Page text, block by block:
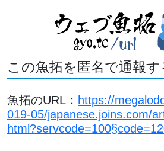
この魚拓を匿名で通報す
魚拓のURL： https://
019-05/japanese.joins.com/